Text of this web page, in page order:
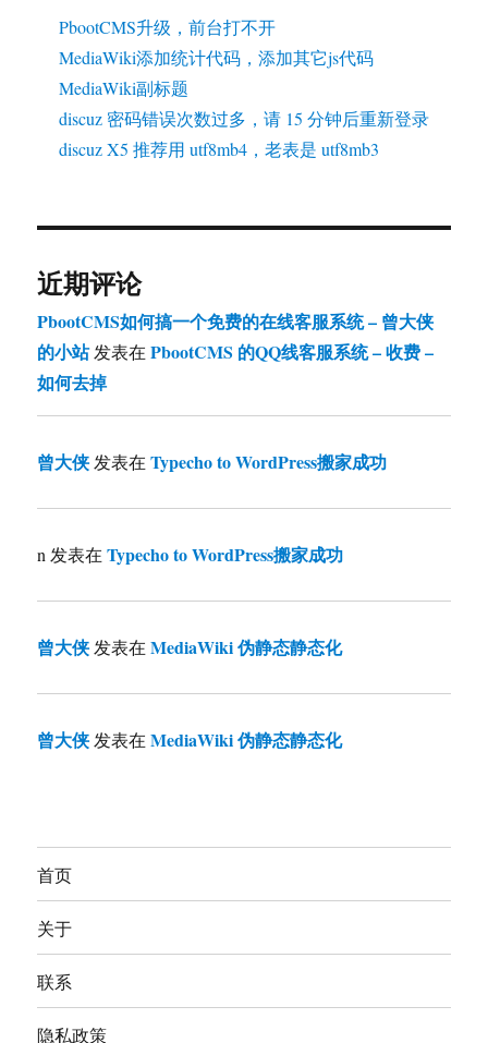
PbootCMS升级，前台打不开
MediaWiki添加统计代码，添加其它js代码
MediaWiki副标题
discuz 密码错误次数过多，请 15 分钟后重新登录
discuz X5 推荐用 utf8mb4，老表是 utf8mb3
近期评论
PbootCMS如何搞一个免费的在线客服系统 – 曾大侠
的小站发表在PbootCMS 的QQ线客服系统 – 收费 –
如何去掉
曾大侠发表在Typecho to WordPress搬家成功
n 发表在Typecho to WordPress搬家成功
曾大侠发表在MediaWiki 伪静态静态化
曾大侠发表在MediaWiki 伪静态静态化
首页
关于
联系
隐私政策